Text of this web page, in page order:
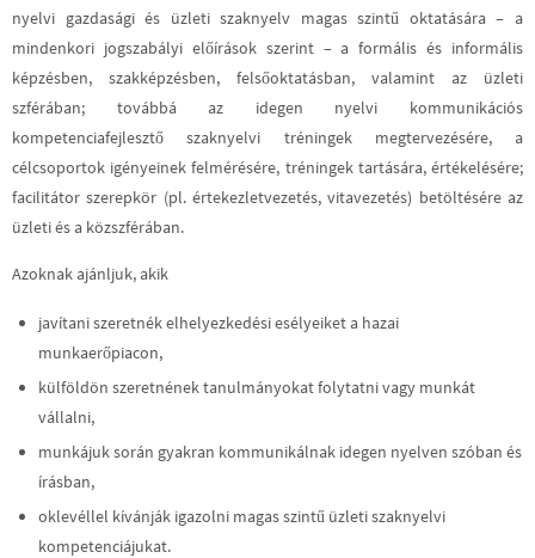
nyelvi gazdasági és üzleti szaknyelv magas szintű oktatására – a
mindenkori jogszabályi előírások szerint – a formális és informális
képzésben, szakképzésben, felsőoktatásban, valamint az üzleti
szférában; továbbá az idegen nyelvi kommunikációs
kompetenciafejlesztő szaknyelvi tréningek megtervezésére, a
célcsoportok igényeinek felmérésére, tréningek tartására, értékelésére;
facilitátor szerepkör (pl. értekezletvezetés, vitavezetés) betöltésére az
üzleti és a közszférában.
Azoknak ajánljuk, akik
javítani szeretnék elhelyezkedési esélyeiket a hazai
munkaerőpiacon,
külföldön szeretnének tanulmányokat folytatni vagy munkát
vállalni,
munkájuk során gyakran kommunikálnak idegen nyelven szóban és
írásban,
oklevéllel kívánják igazolni magas szintű üzleti szaknyelvi
kompetenciájukat.